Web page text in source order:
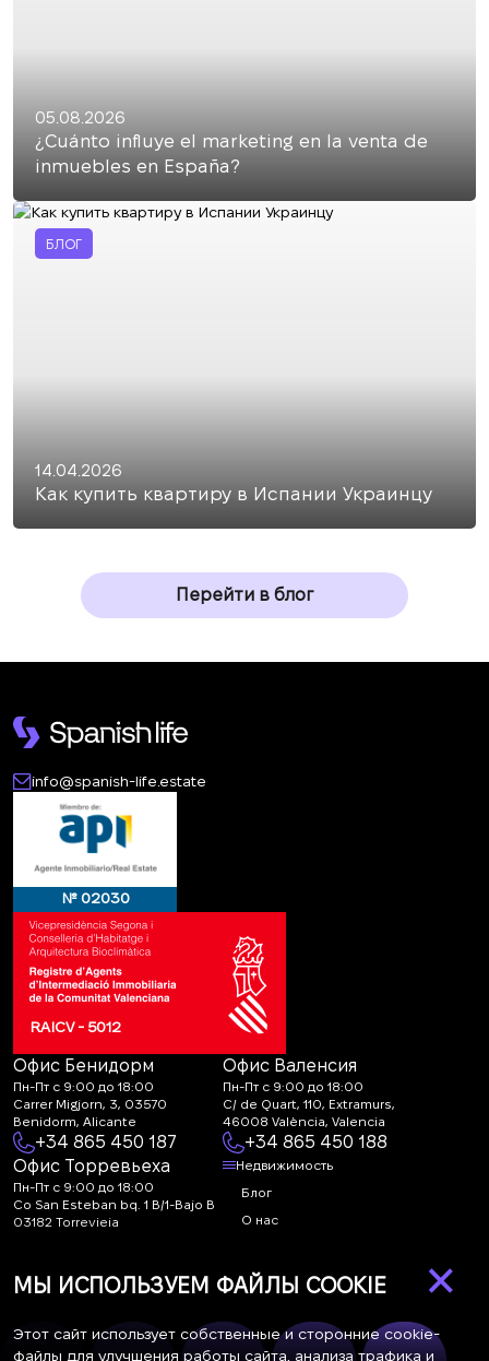
05.08.2026
¿Cuánto influye el marketing en la venta de
inmuebles en España?
БЛОГ
14.04.2026
Как купить квартиру в Испании Украинцу
Перейти в блог
info@spanish-life.estate
№ 02030
RAICV - 5012
Офис Бенидорм
Пн-Пт с 9:00 до 18:00
Carrer Migjorn, 3, 03570
Benidorm, Alicante
+34 865 450 187
Офис Валенсия
Пн-Пт с 9:00 до 18:00
C/ de Quart, 110, Extramurs,
46008 València, Valencia
+34 865 450 188
Офис Торревьеха
Пн-Пт с 9:00 до 18:00
Co San Esteban bq. 1 B/1-Bajo B
03182 Torrevieja
life.estate
Недвижимость
Блог
О нас
Контакты
×
МЫ ИСПОЛЬЗУЕМ ФАЙЛЫ COOKIE
Этот сайт использует собственные и сторонние cookie-
файлы для улучшения работы сайта, анализа трафика и